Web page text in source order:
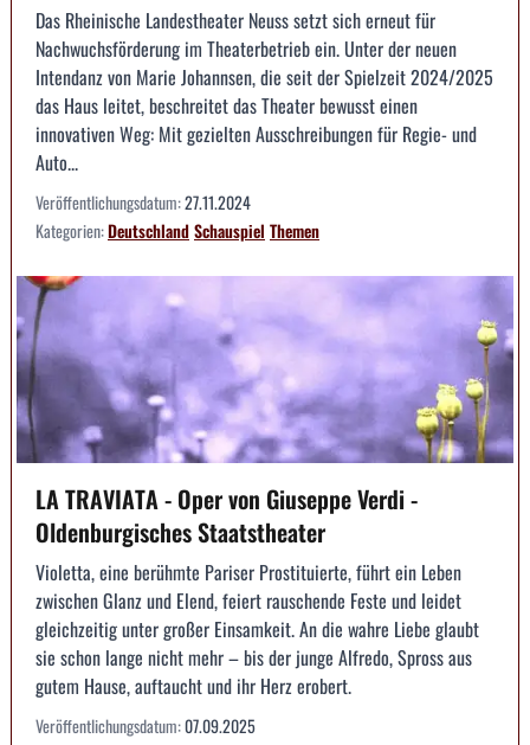
Das Rheinische Landestheater Neuss setzt sich erneut für
Nachwuchsförderung im Theaterbetrieb ein. Unter der neuen
Intendanz von Marie Johannsen, die seit der Spielzeit 2024/2025
das Haus leitet, beschreitet das Theater bewusst einen
innovativen Weg: Mit gezielten Ausschreibungen für Regie- und
Auto...
Veröffentlichungsdatum:27.11.2024
Kategorien:DeutschlandSchauspiel Themen
LA TRAVIATA - Oper von Giuseppe Verdi -
Oldenburgisches Staatstheater
Violetta, eine berühmte Pariser Prostituierte, führt ein Leben
zwischen Glanz und Elend, feiert rauschende Feste und leidet
gleichzeitig unter großer Einsamkeit. An die wahre Liebe glaubt
sie schon lange nicht mehr – bis der junge Alfredo, Spross aus
gutem Hause, auftaucht und ihr Herz erobert.
Veröffentlichungsdatum:07.09.2025